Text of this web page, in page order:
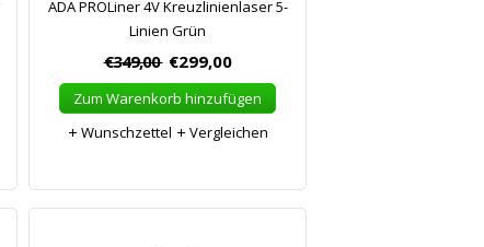
ADA PROLiner 4V Kreuzlinienlaser 5-
Linien Grün
€349,00 €299,00
Zum Warenkorb hinzufügen
Wunschzettel
Vergleichen